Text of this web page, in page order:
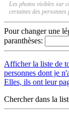
Les photos visibles sur
certaines des personnes
Pour changer une
paranthèses:
Afficher la liste de
personnes dont je
Elles, ils ont leur
Chercher dans la